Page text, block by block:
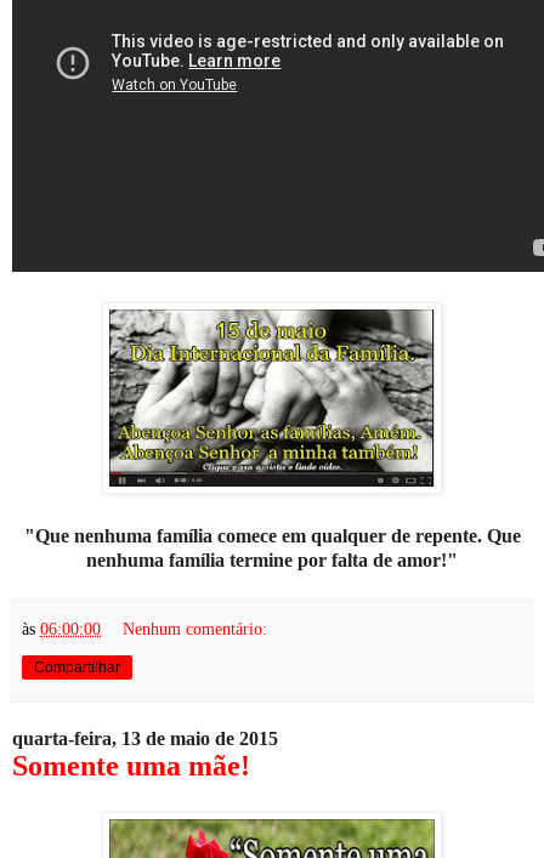
"Que nenhuma família comece em qualquer de repente. Que
nenhuma família termine por falta de amor!"
às 06:00:00 Nenhum comentário:
Compartilhar
quarta-feira, 13 de maio de 2015
Somente uma mãe!